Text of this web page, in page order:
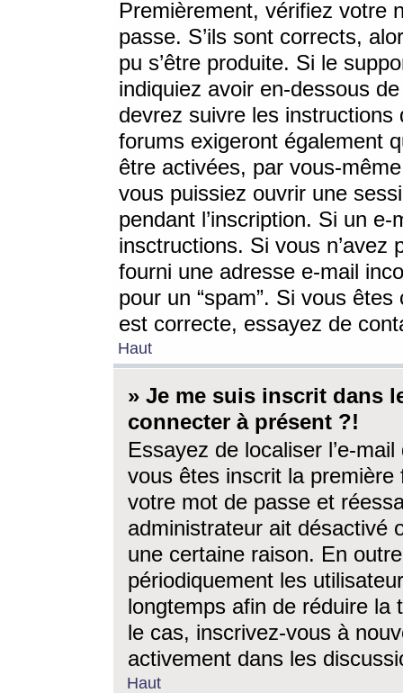
Premièrement, vérifiez votre
passe. S’ils sont corrects,
pu s’être produite. Si le
indiquiez avoir en-dessous
devrez suivre les
forums exigeront également
être activées, par vous-
vous puissiez ouvrir une
pendant l’inscription. Si un
insctructions. Si vous n’avez
fourni une adresse e-mail
pour un “spam”. Si vous
est correcte, essayez de
Haut
» Je me suis inscrit dans
connecter à présent ?!
Essayez de localiser l’e-
vous êtes inscrit la première
votre mot de passe et
administrateur ait désactivé
une certaine raison. En
périodiquement les
longtemps afin de réduire la
le cas, inscrivez-vous à
activement dans les
Haut